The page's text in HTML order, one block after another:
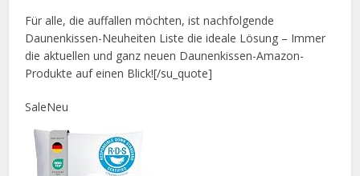
Für alle, die auffallen möchten, ist nachfolgende
Daunenkissen-Neuheiten Liste die ideale Lösung – Immer
die aktuellen und ganz neuen Daunenkissen-Amazon-
Produkte auf einen Blick![/su_quote]
SaleNeu